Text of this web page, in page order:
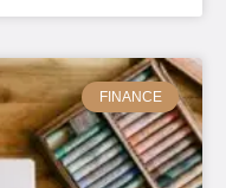
FINANCE